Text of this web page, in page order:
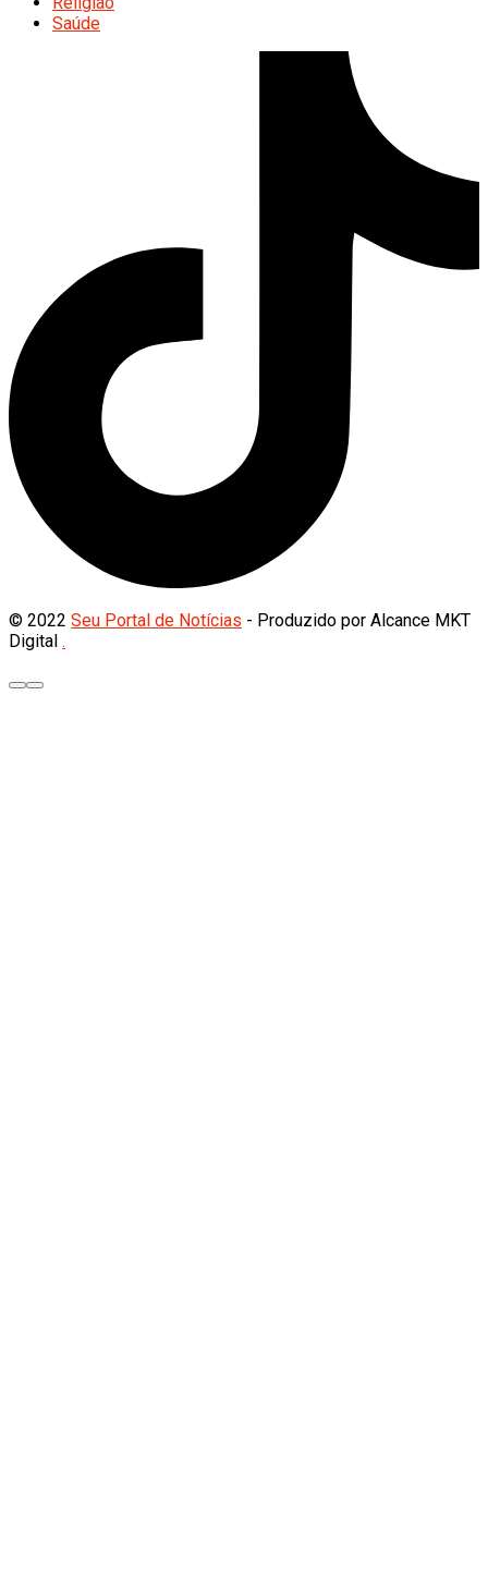
Saúde
© 2022 Seu Portal de Notícias - Produzido por Alcance MKT
Digital .